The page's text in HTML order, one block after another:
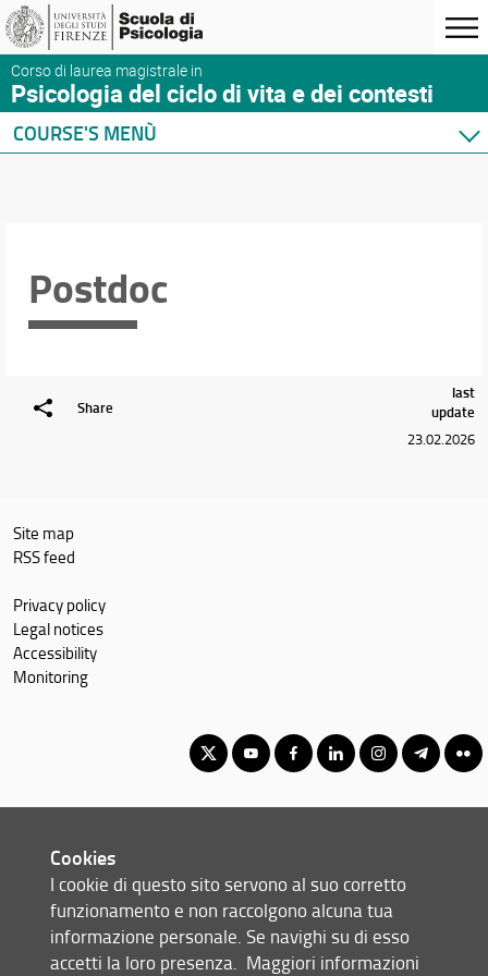
Corso di laurea magistrale in
Psicologia del ciclo di vita e dei contesti
COURSE'S MENÙ
Schedules & Calendars
Postdoc
Share
last
update
23.02.2026
Site map
RSS feed
Privacy policy
Legal notices
Accessibility
Monitoring
Corso di Laurea Magistrale in Psicologia del ciclo di vita e dei
© Copyright 2012-2026 Università degli Studi di Firenze UNIFI
P.IVA/Cod.Fis 01279680480
Via della Torretta, 16 - 50137 Firenze (FI)
Cookies
I cookie di questo sito servono al suo corretto
funzionamento e non raccolgono alcuna tua
informazione personale. Se navighi su di esso
accetti la loro presenza. Maggiori informazioni